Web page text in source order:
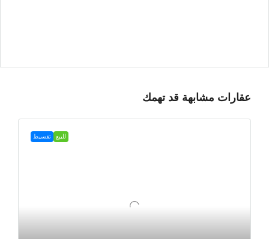
عقارات مشابهة قد تهمك
للبيع تقسيط